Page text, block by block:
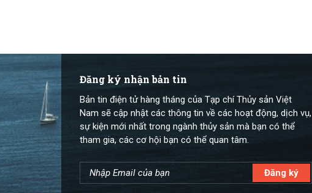
Đăng ký nhận bản tin
Bản tin điện tử hàng tháng của Tạp chí Thủy sản Việt
Nam sẽ cập nhật các thông tin về các hoạt động, dịch vụ,
sự kiện mới nhất trong ngành thủy sản mà bạn có thể
tham gia, các cơ hội bạn có thể quan tâm.